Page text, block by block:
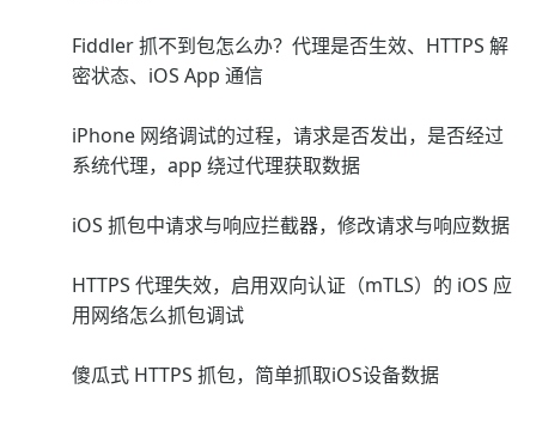
Fiddler 抓不到包怎么办？代理是否生效、HTTPS 解
密状态、iOS App 通信
iPhone 网络调试的过程，请求是否发出，是否经过
系统代理，app 绕过代理获取数据
iOS 抓包中请求与响应拦截器，修改请求与响应数据
HTTPS 代理失效，启用双向认证（mTLS）的 iOS 应
用网络怎么抓包调试
傻瓜式 HTTPS 抓包，简单抓取iOS设备数据